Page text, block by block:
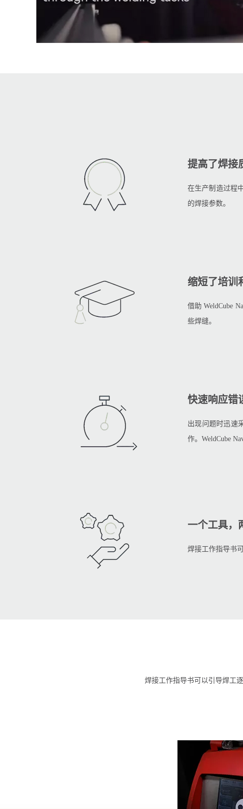
提高了焊接
在生产制造过程
的焊接参数。
缩短了培训
借助 WeldCube
些焊缝。
快速响应错
出现问题时迅速
作。WeldCube
一个工具，
焊接工作指导书
焊接工作指导书可以引导焊工